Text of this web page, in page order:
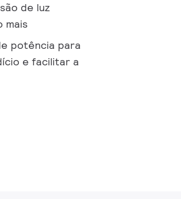
de luz
mais
potência para
e facilitar a